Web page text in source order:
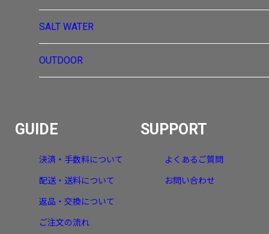
SALT WATER
OUTDOOR
GUIDE
決済・手数料について
配送・送料について
返品・交換について
ご注文の流れ
SUPPORT
よくあるご質問
お問い合わせ